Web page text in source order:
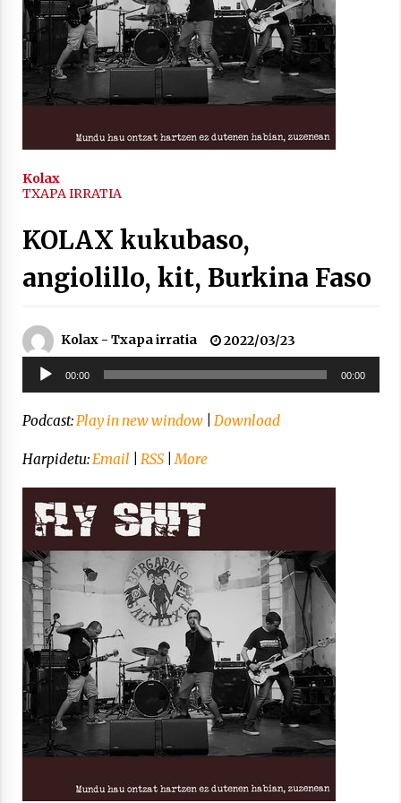
inguruko tailerraren audioa
2021/11/25
Mahai-ingurua: irratia, podcastak
esker guztioi!
Arrosa sareko IX. topaketak!
Azaroak 6 Iurretan Arrosa sarearen
IX. topaketak
2021/10/04
Segura irratian Arrosaren 20 urteez
2021/07/22
Arrosari buruzko erreportaia
2021/07/16
Kolax
TXAPA IRRATIA
KOLAX kukubaso,
angiolillo, kit, Burkina Faso
Kolax - Txapa irratia
2022/03/23
Soinu
erreproduzigailua
00:00 00:00
Podcast:Play in new window| Download
Harpidetu:Email RSS|More